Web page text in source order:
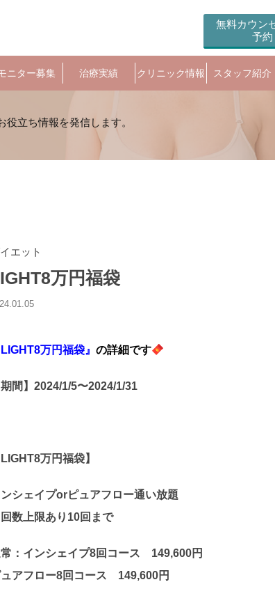
無料カウン
予約
ニター募集 治療実績 クリニック情報 スタッフ紹介
エット
万円福袋
万円福袋』 の詳細です
間】2024/1/5〜2024/1/31
LIGHT8万円福袋】
シェイプorピュアフロー通い放題
数上限あり10回まで
：インシェイプ8回コース 149,600円
アフロー8回コース 149,600円